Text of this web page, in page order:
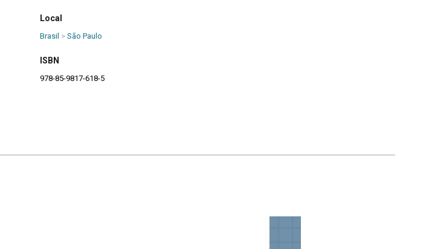
Local
Brasil > São Paulo
ISBN
978-85-9817-618-5